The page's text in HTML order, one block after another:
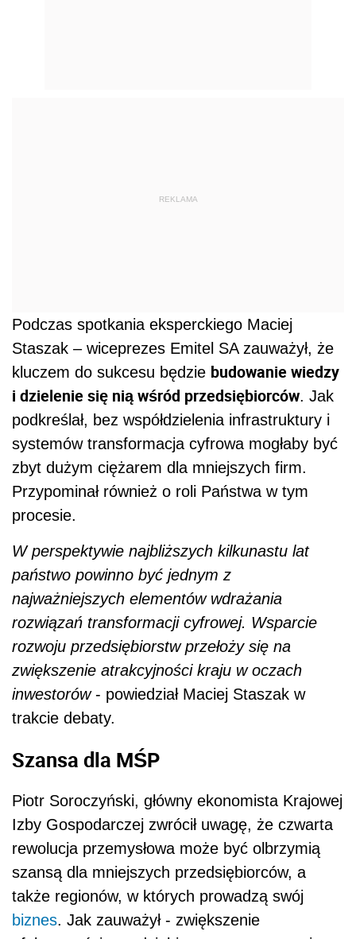
REKLAMA
Podczas spotkania eksperckiego Maciej
Staszak – wiceprezes Emitel SA zauważył, że
kluczem do sukcesu będzie budowanie wiedzy
i dzielenie się nią wśród przedsiębiorców. Jak
podkreślał, bez współdzielenia infrastruktury i
systemów transformacja cyfrowa mogłaby być
zbyt dużym ciężarem dla mniejszych firm.
Przypominał również o roli Państwa w tym
procesie.
W perspektywie najbliższych kilkunastu lat
państwo powinno być jednym z
najważniejszych elementów wdrażania
rozwiązań transformacji cyfrowej. Wsparcie
rozwoju przedsiębiorstw przełoży się na
zwiększenie atrakcyjności kraju w oczach
inwestorów- powiedział Maciej Staszak w
trakcie debaty.
Szansa dla MŚP
Piotr Soroczyński, główny ekonomista Krajowej
Izby Gospodarczej zwrócił uwagę, że czwarta
rewolucja przemysłowa może być olbrzymią
szansą dla mniejszych przedsiębiorców, a
także regionów, w których prowadzą swój
biznes. Jak zauważył - zwiększenie